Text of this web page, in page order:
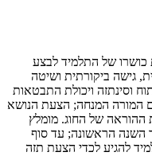
של התלמיד לבצע
גישה ביקורתית ושיטה
וסינתזה ויכולת התבטאות
המורה המנחה; הצעת הנושא
ההוראה של החוג. מומלץ
השנה הראשונה; עד סוף
להגיע לכדי הצעת תזה